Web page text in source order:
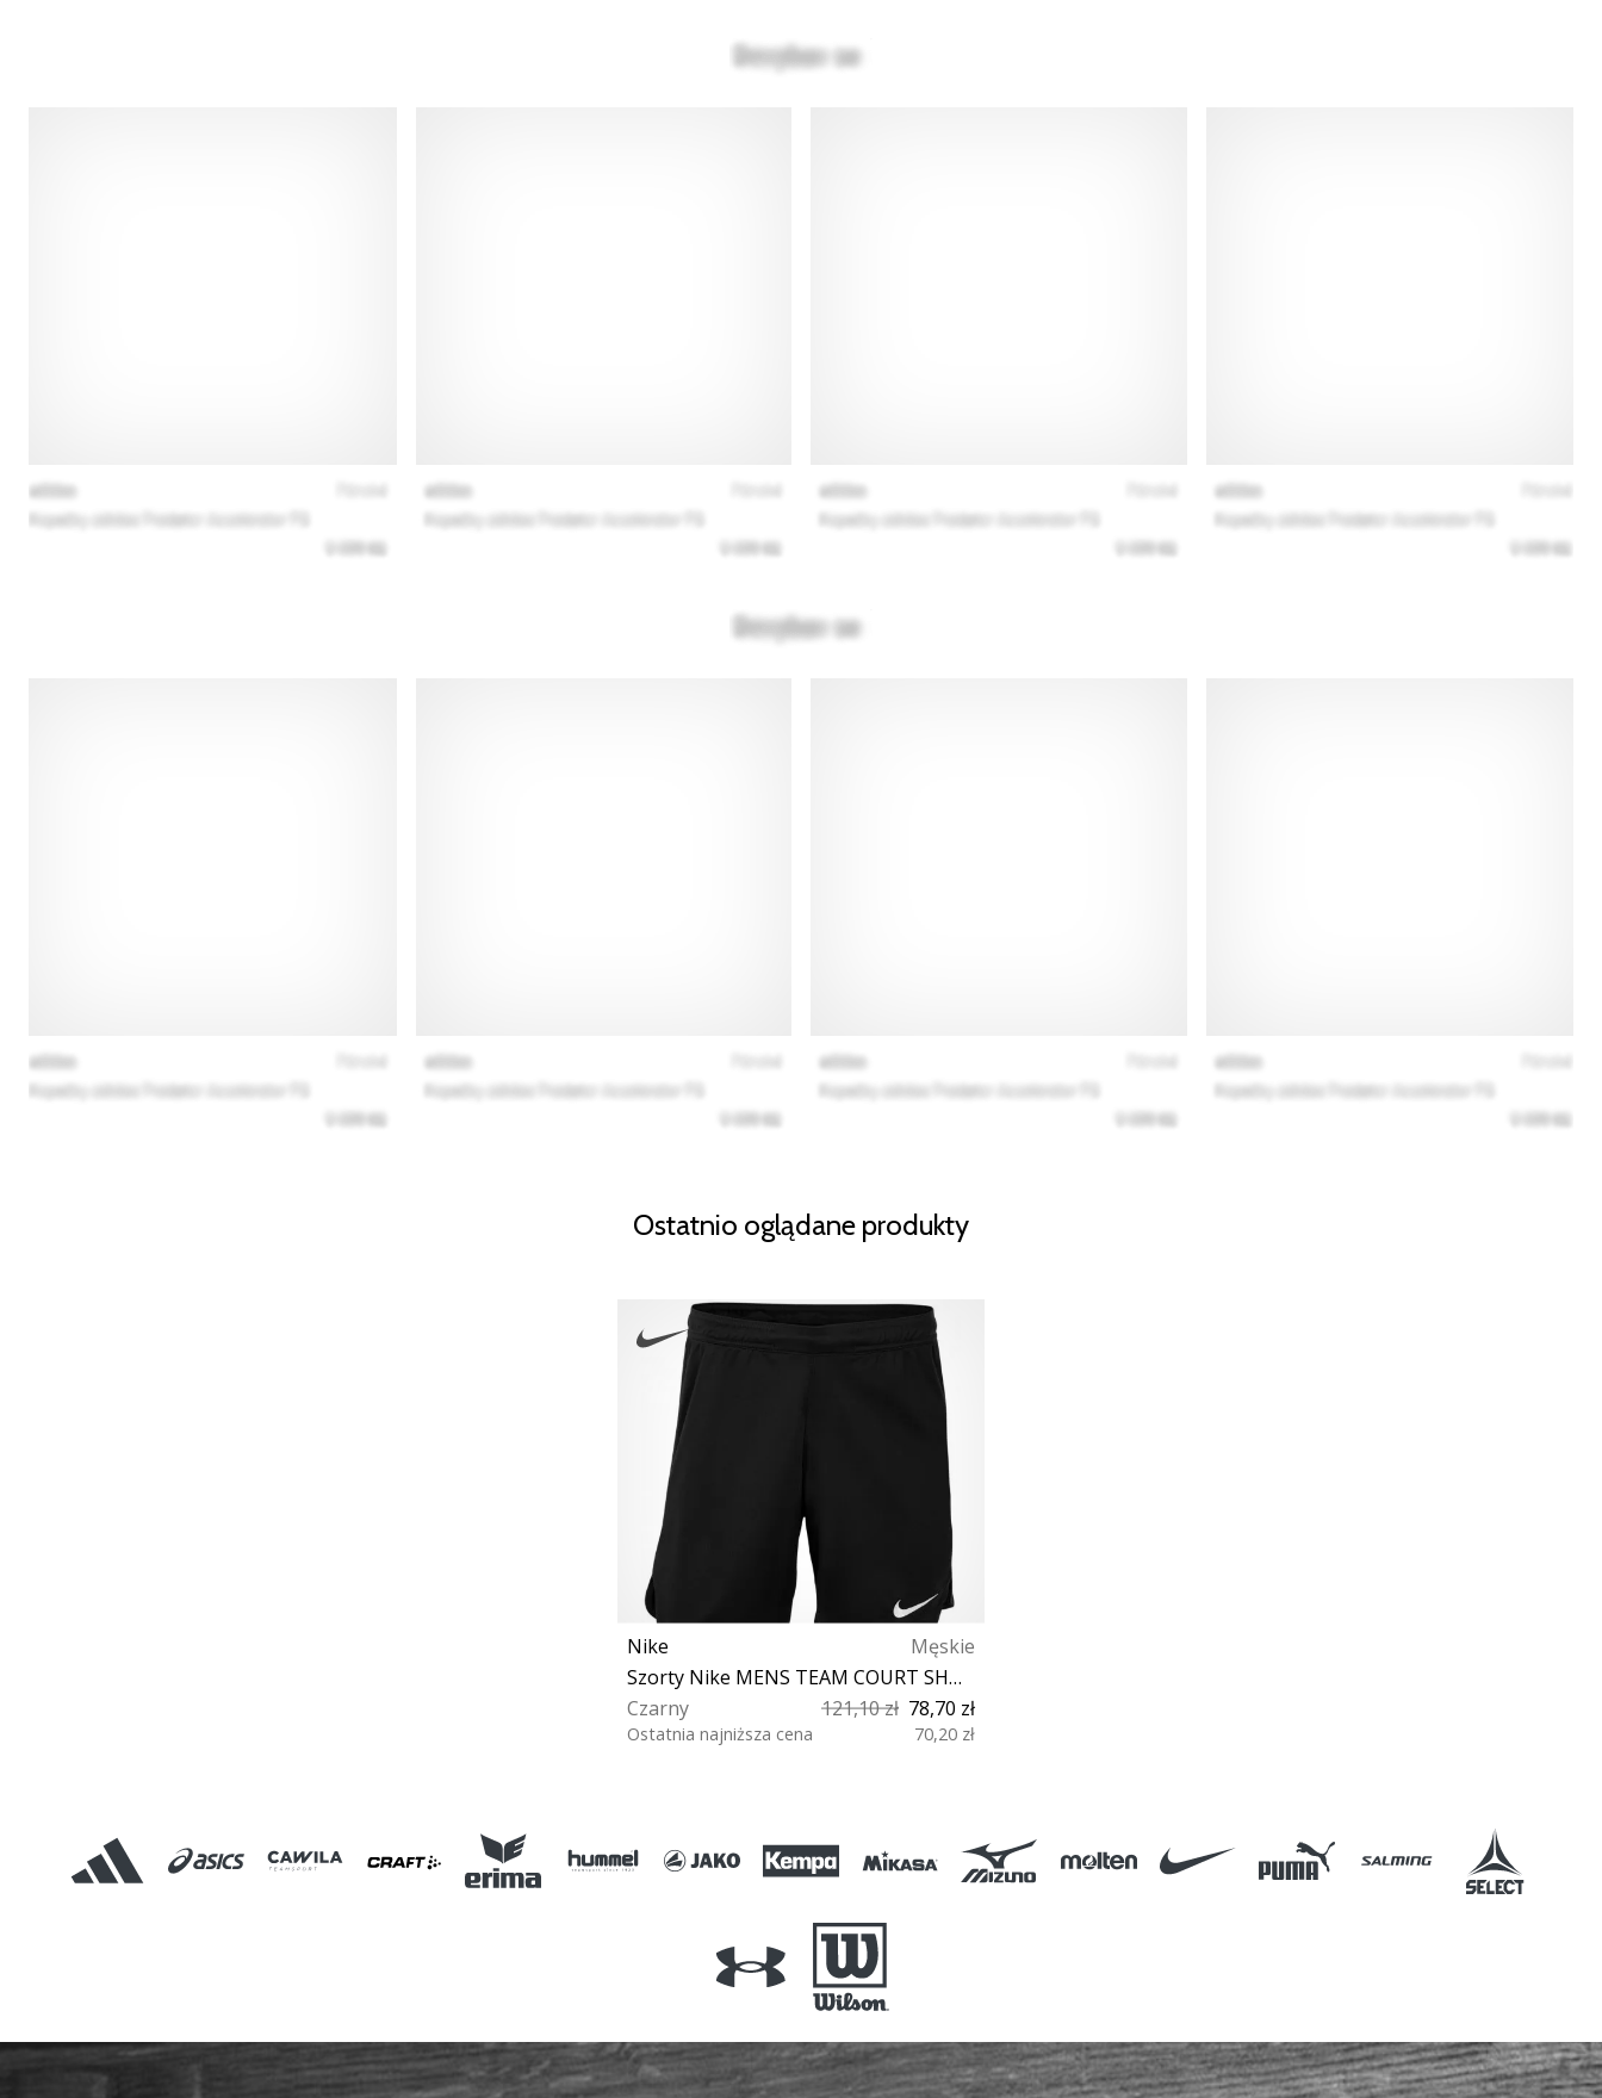
Ostatnio oglądane produkty
Nike
Męskie
Szorty Nike MENS TEAM COURT SHORT
Czarny
121,10 zł 78,70 zł
Ostatnia najniższa cena 70,20 zł